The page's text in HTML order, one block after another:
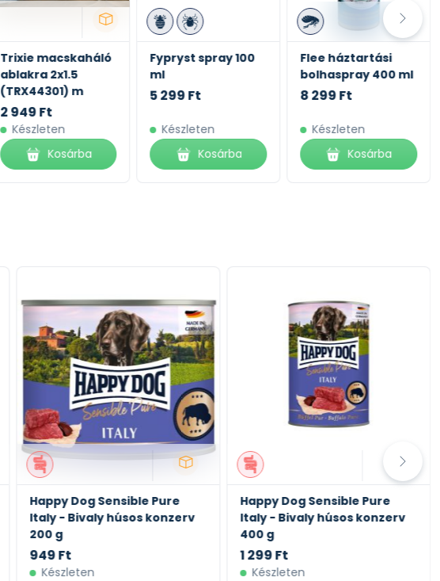
Trixie macskaháló
ablakra 2x1.5
(TRX44301) m
2 949 Ft
Készleten
Kosárba
Fypryst spray 100
ml
5 299 Ft
Készleten
Kosárba
Flee háztartási
bolhaspray 400 ml
8 299 Ft
Készleten
Kosárba
Happy Dog Sensible Pure
Italy - Bivaly húsos konzerv
200 g
949 Ft
Készleten
Happy Dog Sensible Pure
Italy - Bivaly húsos konzerv
400 g
1 299 Ft
Készleten